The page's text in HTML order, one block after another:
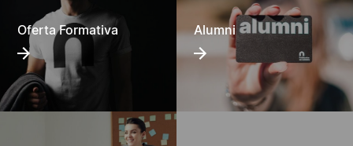
Oferta Formativa Alumni